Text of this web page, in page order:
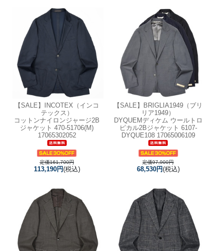
【SALE】
INCOTEX（インコ
テックス）
コットンナイロンジャージ2B
ジャケット 470-51706(M)
17065302052
定価161,700円
113,190円(税込)
【SALE】
BRIGLIA1949（ブリ
リア1949）
DYQUEMディケム ウールトロ
ピカル2Bジャケット 6107-
DYQUE108 17065006109
定価97,900円
68,530円(税込)